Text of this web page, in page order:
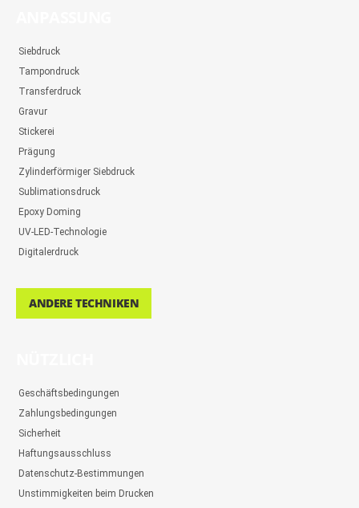
Siebdruck
Tampondruck
Transferdruck
Gravur
Stickerei
Prägung
Zylinderförmiger Siebdruck
Sublimationsdruck
Epoxy Doming
UV-LED-Technologie
Digitalerdruck
ANDERE TECHNIKEN
Geschäftsbedingungen
Zahlungsbedingungen
Sicherheit
Haftungsausschluss
Datenschutz-Bestimmungen
Unstimmigkeiten beim Drucken